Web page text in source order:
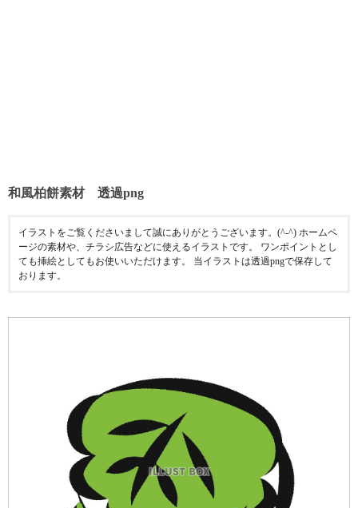
和風柏餅素材 透過png
イラストをご覧くださいまして誠にありがとうございます。(^-^) ホームペ
ージの素材や、チラシ広告などに使えるイラストです。 ワンポイントとし
ても挿絵としてもお使いいただけます。 当イラストは透過pngで保存して
おります。